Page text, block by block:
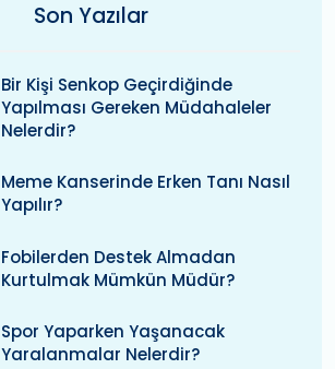
Son Yazılar
Bir Kişi Senkop Geçirdiğinde
Yapılması Gereken Müdahaleler
Nelerdir?
Meme Kanserinde Erken Tanı Nasıl
Yapılır?
Fobilerden Destek Almadan
Kurtulmak Mümkün Müdür?
Spor Yaparken Yaşanacak
Yaralanmalar Nelerdir?